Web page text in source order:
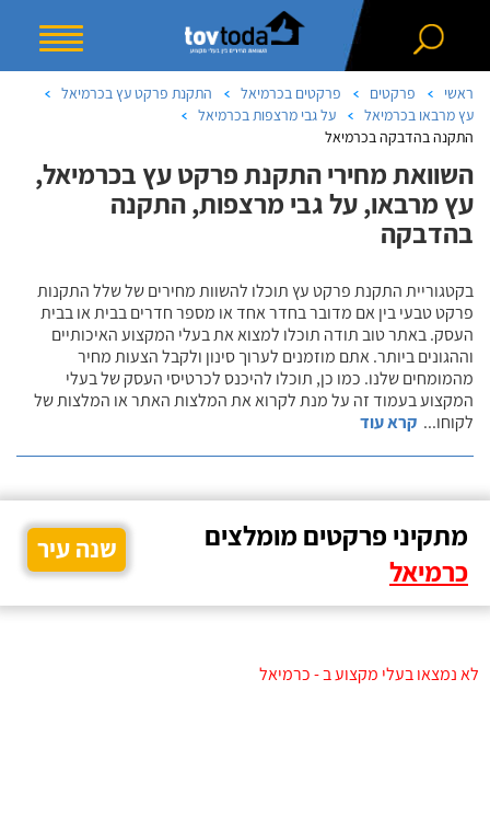
ראשי פרקטים פרקטים בכרמיאל
התקנת פרקט עץ בכרמיאל
עץ מרבאו בכרמיאל
על גבי מרצפות בכרמיאל
התקנה בהדבקה בכרמיאל
השוואת מחירי התקנת פרקט עץ בכרמיאל,
עץ מרבאו, על גבי מרצפות, התקנה
בהדבקה
בקטגוריית התקנת פרקט עץ תוכלו להשוות מחירים של שלל התקנות
פרקט טבעי בין אם מדובר בחדר אחד או מספר חדרים בבית או בבית
העסק. באתר טוב תודה תוכלו למצוא את בעלי המקצוע האיכותיים
וההגונים ביותר. אתם מוזמנים לערוך סינון ולקבל הצעות מחיר
מהמומחים שלנו. כמו כן, תוכלו להיכנס לכרטיסי העסק של בעלי
המקצוע בעמוד זה על מנת לקרוא את המלצות האתר או המלצות של
לקוחו... קרא עוד
מתקיני פרקטים מומלצים
כרמיאל
שנה עיר
לא נמצאו בעלי מקצוע ב - כרמיאל